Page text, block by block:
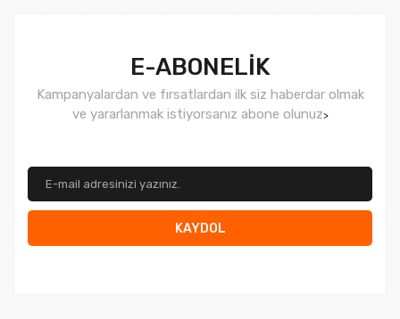
E-ABONELİK
Kampanyalardan ve fırsatlardan ilk siz haberdar olmak
ve yararlanmak istiyorsanız abone olunuz>
KAYDOL